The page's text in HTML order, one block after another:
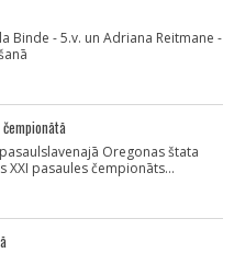
Binde - 5.v. un Adriana Reitmane -
Oregonas štata
XXI pasaules čempionāts…